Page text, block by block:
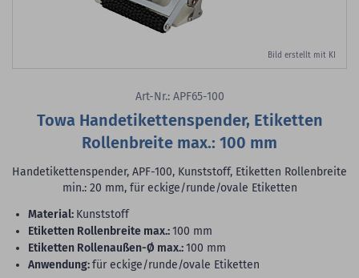
Bild erstellt mit KI
Art-Nr.: APF65-100
Towa Handetikettenspender, Etiketten
Rollenbreite max.: 100 mm
Handetikettenspender, APF-100, Kunststoff, Etiketten Rollenbreite
min.: 20 mm, für eckige/runde/ovale Etiketten
Material: Kunststoff
Etiketten Rollenbreite max.:100 mm
Etiketten Rollenaußen-Ø max.:100 mm
Anwendung:für eckige/runde/ovale Etiketten